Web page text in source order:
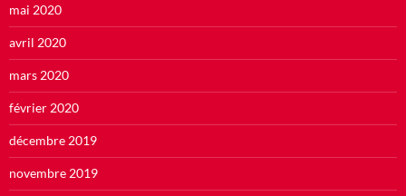
mai 2020
avril 2020
mars 2020
février 2020
décembre 2019
novembre 2019